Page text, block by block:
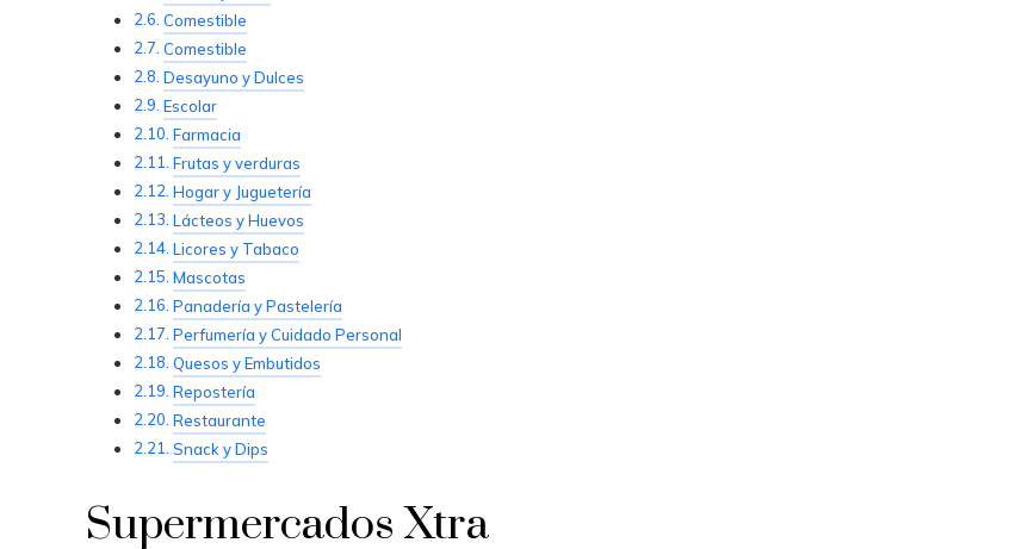
Comestible
Comestible
Desayuno y Dulces
Escolar
Farmacia
Frutas y verduras
Hogar y Juguetería
Lácteos y Huevos
Licores y Tabaco
Mascotas
Panadería y Pastelería
Perfumería y Cuidado Personal
Quesos y Embutidos
Repostería
Restaurante
Snack y Dips
Supermercados Xtra